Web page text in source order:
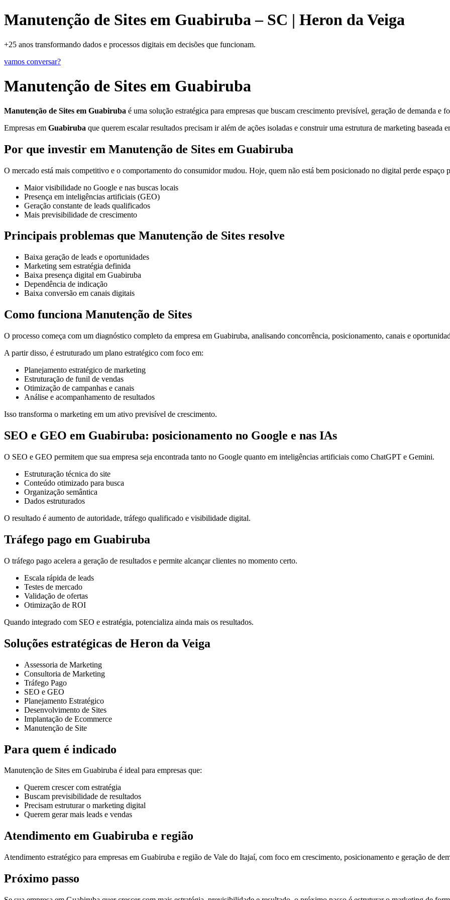
Manutenção de Sites em Guabiruba – SC | Heron da Veiga
+25 anos transformando dados e processos digitais em decisões que funcionam.
vamos conversar?
Manutenção de Sites em Guabiruba
Manutenção de Sites em Guabiruba é uma solução estratégica para empresas que buscam crescimento previsível, geração de demanda e
Empresas em Guabiruba que querem escalar resultados precisam ir além de ações isoladas e construir uma estrutura de marketing baseada
Por que investir em Manutenção de Sites em Guabiruba
O mercado está mais competitivo e o comportamento do consumidor mudou. Hoje, quem não está bem posicionado no digital perde espaço
Maior visibilidade no Google e nas buscas locais
Presença em inteligências artificiais (GEO)
Geração constante de leads qualificados
Mais previsibilidade de crescimento
Principais problemas que Manutenção de Sites resolve
Baixa geração de leads e oportunidades
Marketing sem estratégia definida
Baixa presença digital em Guabiruba
Dependência de indicação
Baixa conversão em canais digitais
Como funciona Manutenção de Sites
O processo começa com um diagnóstico completo da empresa em Guabiruba, analisando concorrência, posicionamento, canais e
A partir disso, é estruturado um plano estratégico com foco em:
Planejamento estratégico de marketing
Estruturação de funil de vendas
Otimização de campanhas e canais
Análise e acompanhamento de resultados
Isso transforma o marketing em um ativo previsível de crescimento.
SEO e GEO em Guabiruba: posicionamento no Google e nas IAs
O SEO e GEO permitem que sua empresa seja encontrada tanto no Google quanto em inteligências artificiais como ChatGPT e Gemini.
Estruturação técnica do site
Conteúdo otimizado para busca
Organização semântica
Dados estruturados
O resultado é aumento de autoridade, tráfego qualificado e visibilidade digital.
Tráfego pago em Guabiruba
O tráfego pago acelera a geração de resultados e permite alcançar clientes no momento certo.
Escala rápida de leads
Testes de mercado
Validação de ofertas
Otimização de ROI
Quando integrado com SEO e estratégia, potencializa ainda mais os resultados.
Soluções estratégicas de Heron da Veiga
Assessoria de Marketing
Consultoria de Marketing
Tráfego Pago
SEO e GEO
Planejamento Estratégico
Desenvolvimento de Sites
Implantação de Ecommerce
Manutenção de Site
Para quem é indicado
Manutenção de Sites em Guabiruba é ideal para empresas que:
Querem crescer com estratégia
Buscam previsibilidade de resultados
Precisam estruturar o marketing digital
Querem gerar mais leads e vendas
Atendimento em Guabiruba e região
Atendimento estratégico para empresas em Guabiruba e região de Vale do Itajaí, com foco em crescimento, posicionamento e geração de
Próximo passo